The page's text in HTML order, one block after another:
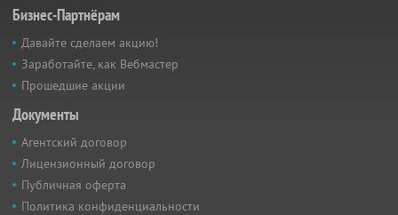
Бизнес-Партнёрам
Давайте сделаем акцию!
Заработайте, как Вебмастер
Прошедшие акции
Документы
Агентский договор
Лицензионный договор
Публичная оферта
Политика конфиденциальности